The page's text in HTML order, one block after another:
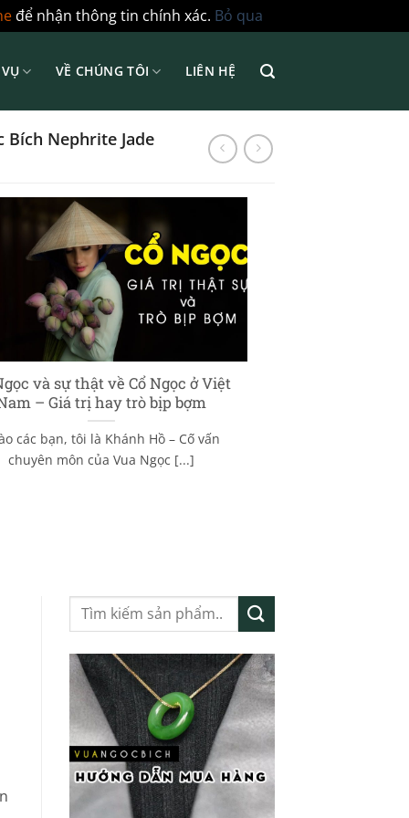
để nhận thông tin chính xác. Bỏ qua
VỀ CHÚNG TÔI LIÊN HỆ
Bích Nephrite Jade
và sự thật về Cổ Ngọc ở Việt
– Giá trị hay trò bịp bợm
các bạn, tôi là Khánh Hồ – Cố vấn
chuyên môn của Vua Ngọc [...]
Tìm
kiếm: